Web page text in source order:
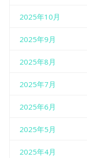
2025年10月
2025年9月
2025年8月
2025年7月
2025年6月
2025年5月
2025年4月